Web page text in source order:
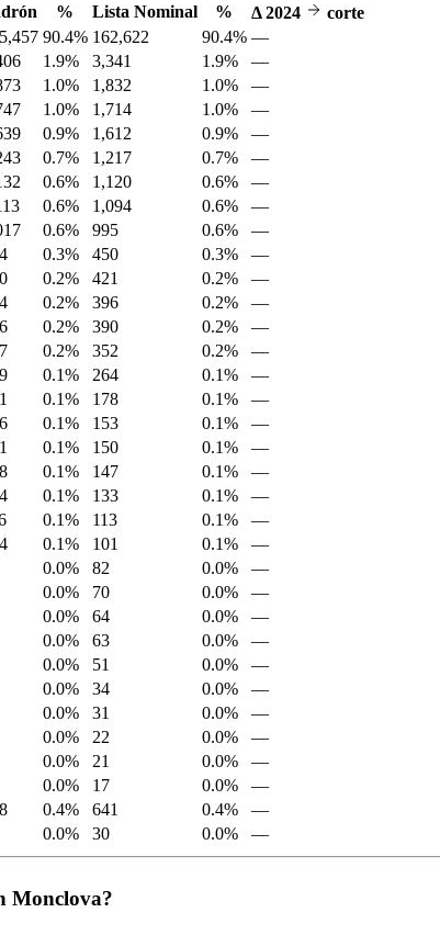
% Lista Nominal % Δ2024
corte
90.4% 162,622 90.4% —
1.9% 3,341 1.9%
—
1.0% 1,832 1.0%
—
1.0% 1,714 1.0%
—
0.9% 1,612 0.9%
—
0.7% 1,217 0.7%
—
0.6% 1,120 0.6%
—
0.6% 1,094 0.6%
—
0.6% 995 0.6%
—
0.3% 450 0.3%
—
0.2% 421 0.2%
—
0.2% 396 0.2%
—
0.2% 390 0.2%
—
0.2% 352 0.2%
—
0.1% 264 0.1%
—
0.1% 178 0.1%
—
0.1% 153 0.1%
—
0.1% 150 0.1%
—
0.1% 147 0.1%
—
0.1% 133 0.1%
—
0.1% 113 0.1%
—
0.1% 101 0.1%
—
0.0% 82 0.0%
—
0.0% 70 0.0%
—
0.0% 64 0.0%
—
0.0% 63 0.0%
—
0.0% 51 0.0%
—
0.0% 34 0.0%
—
0.0% 31 0.0%
—
0.0% 22 0.0%
—
0.0% 21 0.0%
—
0.0% 17 0.0%
—
0.4% 641 0.4%
—
0.0% 30 0.0% —
Monclova?